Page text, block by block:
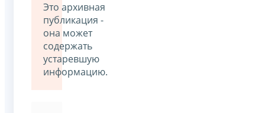
Это архивная
публикация -
она может
содержать
устаревшую
информацию.